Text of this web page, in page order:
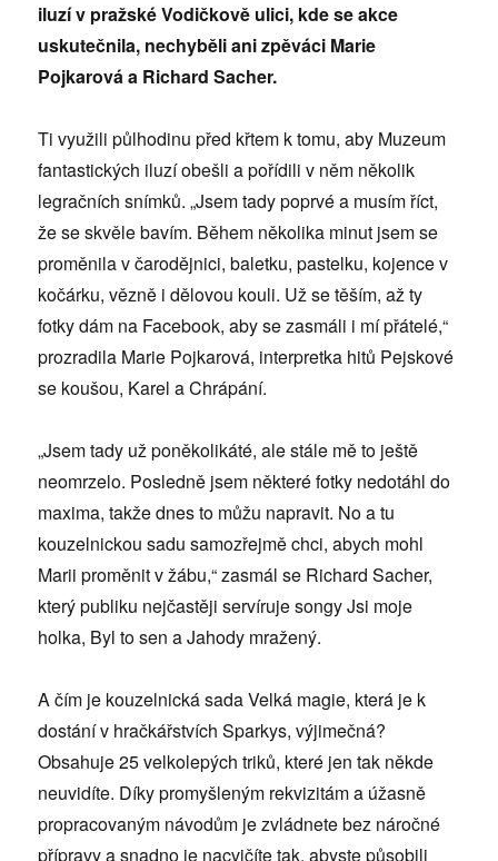
iluzí v pražské Vodičkově ulici, kde se akce
uskutečnila, nechyběli ani zpěváci Marie
Pojkarová a Richard Sacher.
Ti využili půlhodinu před křtem k tomu, aby Muzeum
fantastických iluzí obešli a pořídili v něm několik
legračních snímků. „Jsem tady poprvé a musím říct,
že se skvěle bavím. Během několika minut jsem se
proměnila v čarodějnici, baletku, pastelku, kojence v
kočárku, vězně i dělovou kouli. Už se těším, až ty
fotky dám na Facebook, aby se zasmáli i mí přátelé,“
prozradila Marie Pojkarová, interpretka hitů Pejskové
se koušou, Karel a Chrápání.
„Jsem tady už poněkolikáté, ale stále mě to ještě
neomrzelo. Posledně jsem některé fotky nedotáhl do
maxima, takže dnes to můžu napravit. No a tu
kouzelnickou sadu samozřejmě chci, abych mohl
Marii proměnit v žábu,“ zasmál se Richard Sacher,
který publiku nejčastěji servíruje songy Jsi moje
holka, Byl to sen a Jahody mražený.
A čím je kouzelnická sada Velká magie, která je k
dostání v hračkářstvích Sparkys, výjimečná?
Obsahuje 25 velkolepých triků, které jen tak někde
neuvidíte. Díky promyšleným rekvizitám a úžasně
propracovaným návodům je zvládnete bez náročné
přípravy a snadno je nacvičíte tak, abyste působili